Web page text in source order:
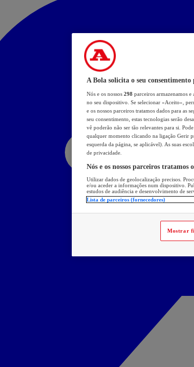
A Bola solicita o seu consentimento
Nós e os nossos 298 parceiros armazenamos e
no seu dispositivo. Se selecionar «Aceito»,
e os nossos parceiros tratamos dados para as
seu consentimento, estas tecnologias serão
vê poderão não ser tão relevantes para si.
qualquer momento clicando na ligação Gerir
esquerda da página, se aplicável). As suas
de privacidade.
Nós e os nossos parceiros tratamos
Utilizar dados de geolocalização precisos.
e/ou aceder a informações num dispositivo.
estudos de audiência e desenvolvimento de
Lista de parceiros (fornecedores)
Mostrar